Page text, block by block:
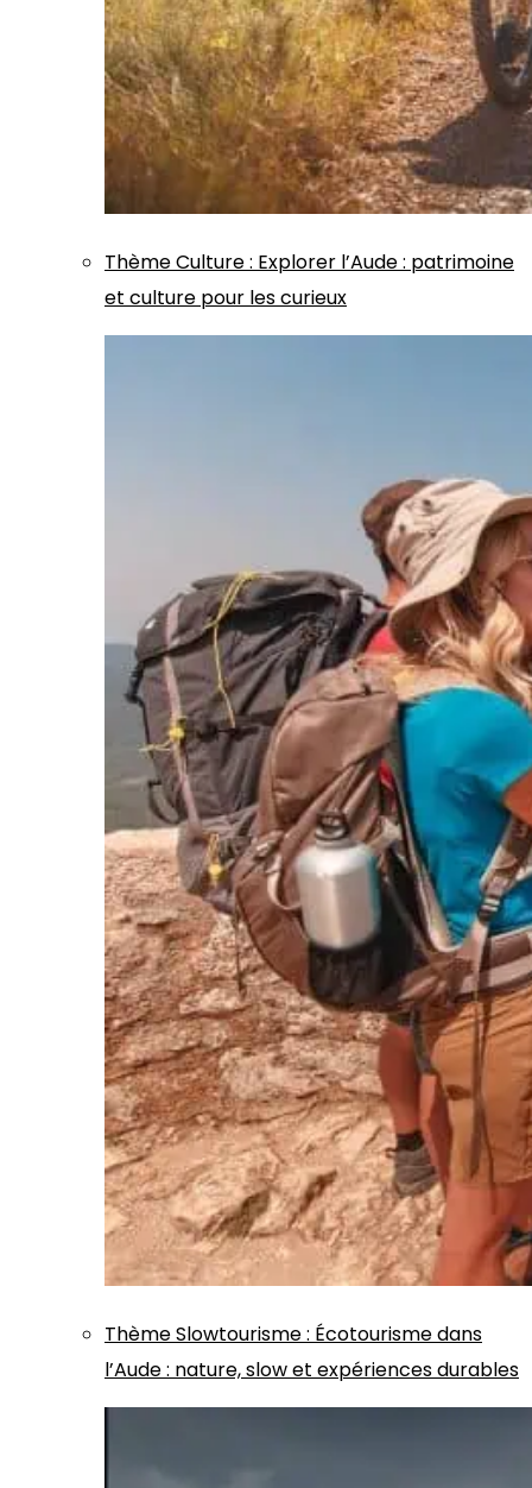
ThèmeCulture: Explorer l’Aude : patrimoine
et culture pour les curieux
ThèmeSlowtourisme: Écotourisme dans
l’Aude : nature, slow et expériences durables